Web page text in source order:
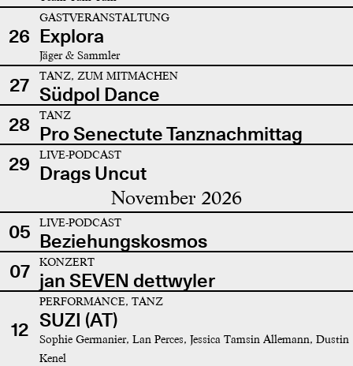
26
GASTVERANSTALTUNG
Explora
Jäger & Sammler
27 TANZ, ZUM MITMACHEN
Südpol Dance
28
TANZ
Pro Senectute Tanznachmittag
29
LIVE-PODCAST
Drags Uncut
November 2026
05 LIVE-PODCAST
Beziehungskosmos
07
KONZERT
jan SEVEN dettwyler
12
PERFORMANCE, TANZ
SUZI (AT)
Sophie Germanier, Lan Perces, Jessica Tamsin Allemann, Dustin
Kenel